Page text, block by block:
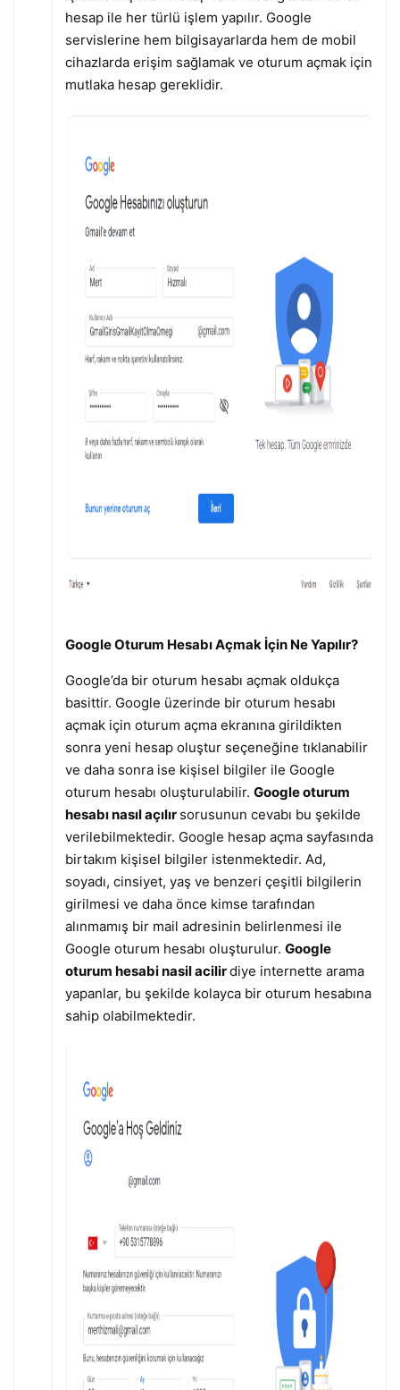
hesap ile her türlü işlem yapılır. Google
servislerine hem bilgisayarlarda hem de mobil
cihazlarda erişim sağlamak ve oturum açmak için
mutlaka hesap gereklidir.
Google Oturum Hesabı Açmak İçin Ne Yapılır?
Google’da bir oturum hesabı açmak oldukça
basittir. Google üzerinde bir oturum hesabı
açmak için oturum açma ekranına girildikten
sonra yeni hesap oluştur seçeneğine tıklanabilir
ve daha sonra ise kişisel bilgiler ile Google
oturum hesabı oluşturulabilir. Google oturum
hesabı nasıl açılır sorusunun cevabı bu şekilde
verilebilmektedir. Google hesap açma sayfasında
birtakım kişisel bilgiler istenmektedir. Ad,
soyadı, cinsiyet, yaş ve benzeri çeşitli bilgilerin
girilmesi ve daha önce kimse tarafından
alınmamış bir mail adresinin belirlenmesi ile
Google oturum hesabı oluşturulur. Google
oturum hesabi nasil acilirdiye internette arama
yapanlar, bu şekilde kolayca bir oturum hesabına
sahip olabilmektedir.